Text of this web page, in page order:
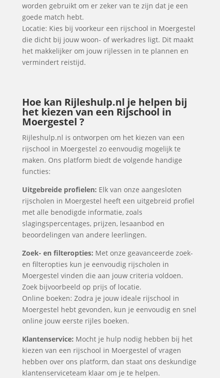
worden gebruikt om er zeker van te zijn dat je een
goede match hebt.
Locatie: Kies bij voorkeur een rijschool in Moergestel
die dicht bij jouw woon- of werkadres ligt. Dit maakt
het makkelijker om jouw rijlessen in te plannen en
vermindert reistijd.
Hoe kan Rijleshulp.nl je helpen bij
het kiezen van een Rijschool in
Moergestel ?
Rijleshulp.nl is ontworpen om het kiezen van een
rijschool in Moergestel zo eenvoudig mogelijk te
maken. Ons platform biedt de volgende handige
functies:
Uitgebreide profielen: Elk van onze aangesloten
rijscholen in Moergestel heeft een uitgebreid profiel
met alle benodigde informatie, zoals
slagingspercentages, prijzen, lesaanbod en
beoordelingen van andere leerlingen.
Zoek- en filteropties: Met onze geavanceerde zoek-
en filteropties kun je eenvoudig rijscholen in
Moergestel vinden die aan jouw criteria voldoen.
Zoek bijvoorbeeld op prijs of locatie.
Online boeken: Zodra je jouw ideale rijschool in
Moergestel hebt gevonden, kun je eenvoudig en snel
online jouw eerste rijles boeken.
Klantenservice: Mocht je hulp nodig hebben bij het
kiezen van een rijschool in Moergestel of vragen
hebben over ons platform, dan staat ons deskundige
klantenserviceteam klaar om je te helpen.